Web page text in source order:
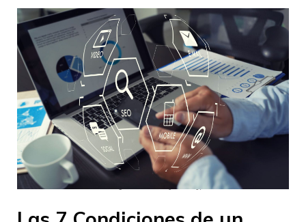
Francisca InnovaJob – –